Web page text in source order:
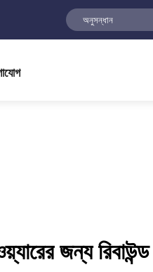
জন্য